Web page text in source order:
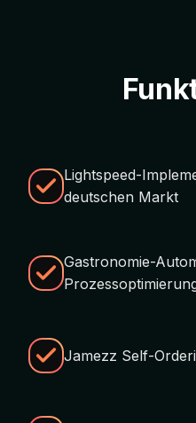
Lightspeed-
deutschen Markt
Gastronomie-
Jamezz Self-